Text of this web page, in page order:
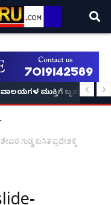
ಮುಕ್ತಿಗೆ ಬೃಹತ್
ಗುಡ್ಡ ಕುಸಿತ ಪ್ರದೇಶಕ್ಕೆ